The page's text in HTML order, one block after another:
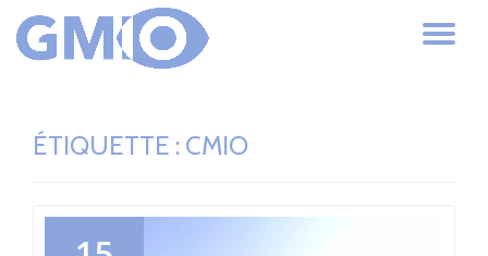
Aller
ÉTIQUETTE : CMIO